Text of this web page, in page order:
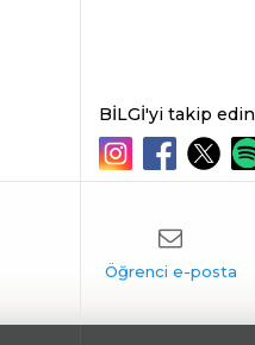
BİLGİ'yi takip edin